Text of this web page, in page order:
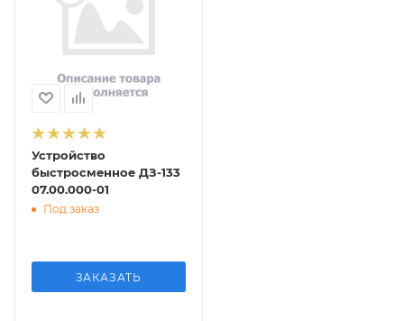
Устройство
быстросменное ДЗ-133
07.00.000-01
Под заказ
ЗАКАЗАТЬ